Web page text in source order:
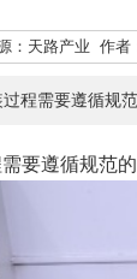
：天路产业 作者
程需要遵循规
要遵循规范